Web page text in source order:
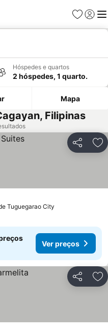
Favoritos
Iniciar
Hóspedes e quartos
2 hóspedes, 1 quarto.
Mapa
Filipinas
Partilhar
Tuguegarao City
Ver preços
Partilhar